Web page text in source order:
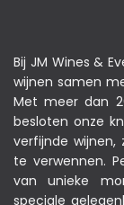
Bij JM Wines &
wijnen samen
Met meer dan
besloten onze
verfijnde wijnen,
te verwennen.
van unieke
speciale